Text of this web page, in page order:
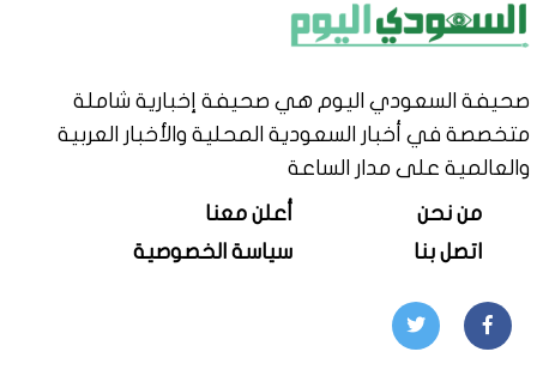
صحيفة السعودي اليوم هي صحيفة إخبارية شاملة
متخصصة في أخبار السعودية المحلية والأخبار العربية
والعالمية على مدار الساعة
من نحن
أعلن معنا
اتصل بنا
سياسة الخصوصية